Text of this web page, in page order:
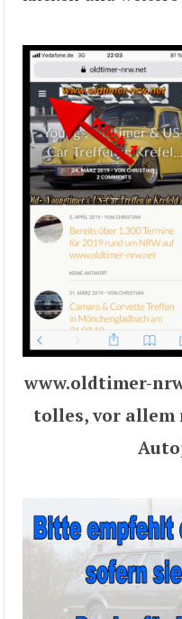
www.oldtimer-
tolles, vor allem